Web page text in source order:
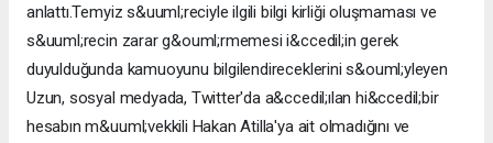
anlattı.Temyiz s&uuml;reciyle ilgili bilgi kirliği oluşmaması ve
s&uuml;recin zarar g&ouml;rmemesi i&ccedil;in gerek
duyulduğunda kamuoyunu bilgilendireceklerini s&ouml;yleyen
Uzun, sosyal medyada, Twitter'da a&ccedil;ılan hi&ccedil;bir
hesabın m&uuml;vekkili Hakan Atilla'ya ait olmadığını ve